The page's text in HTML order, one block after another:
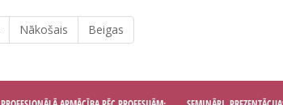
Nākošais Beigas